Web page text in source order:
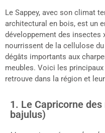
Le Sappey, avec son climat
architectural en bois, est un
développement des insectes
nourrissent de la cellulose
dégâts importants aux
meubles. Voici les
retrouve dans la région et
1. Le Capricorne
bajulus)